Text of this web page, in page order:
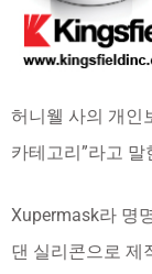
허니웰 사의 개인
카테고리”라고 말
Xupermask라 명
댄 실리콘으로 제